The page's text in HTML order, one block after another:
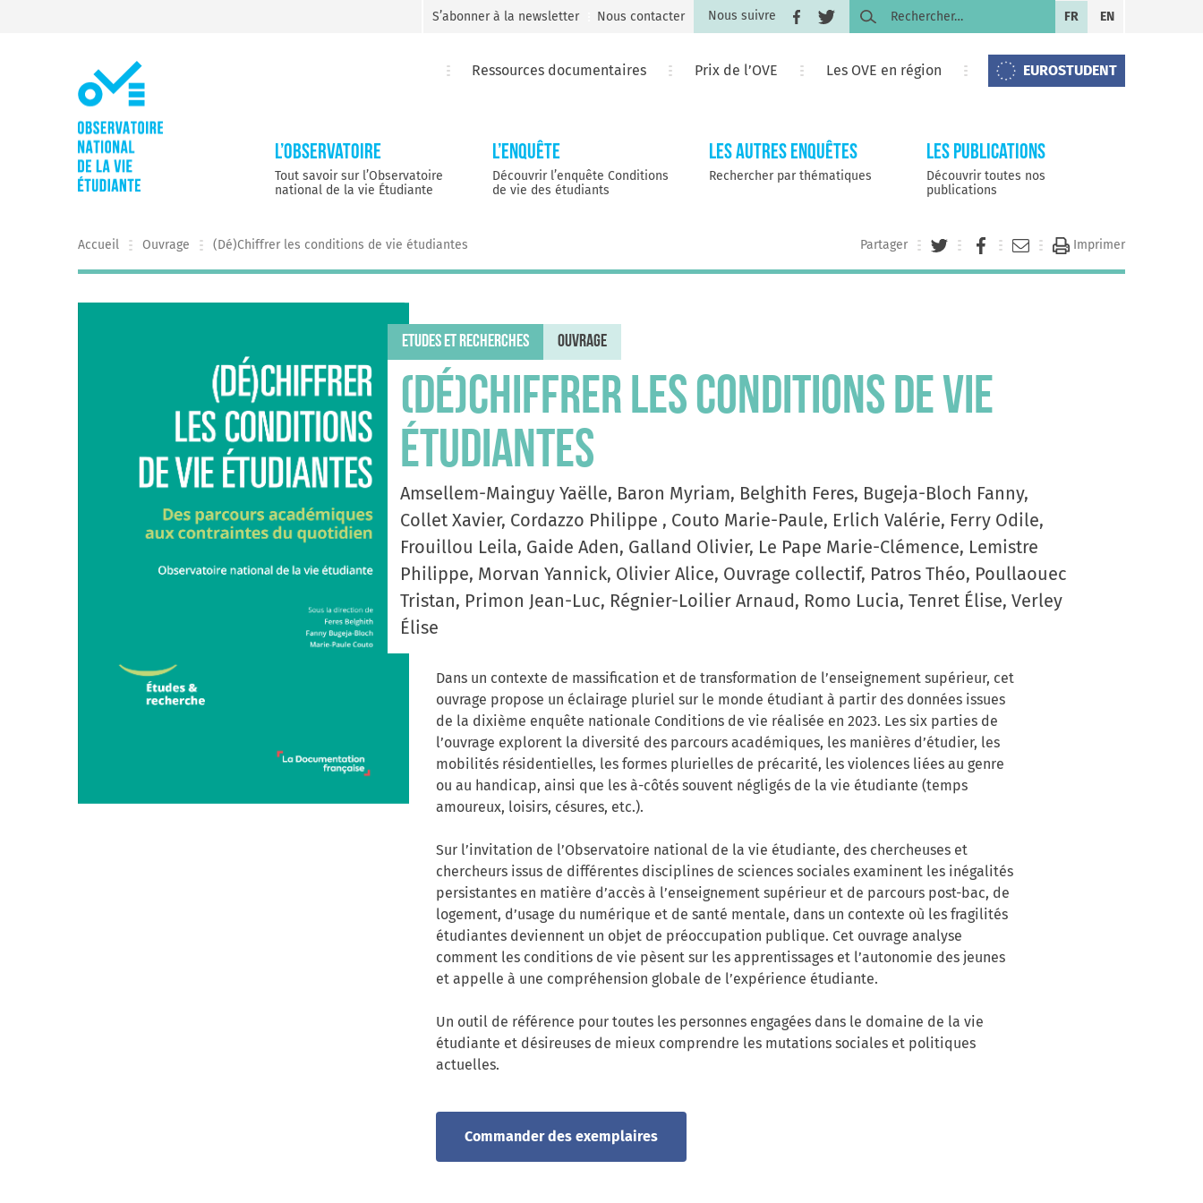
S’abonner à la newsletter Nous contacter Nous suivre FR EN
Ressources documentaires Prix de l’OVE Les OVE en région EUROSTUDENT
L’Observatoire
Tout savoir sur l’Observatoire
national de la vie Étudiante
L’Enquête
Découvrir l’enquête Conditions
de vie des étudiants
Les autres enquêtes
Rechercher par thématiques
Les publications
Découvrir toutes nos
publications
Accueil Ouvrage (Dé)Chiffrer les conditions de vie étudiantes Partager Imprimer
ETUDES ET RECHERCHES OUVRAGE
(Dé)Chiffrer les conditions de vie
étudiantes
Amsellem-Mainguy Yaëlle, Baron Myriam, Belghith Feres, Bugeja-Bloch Fanny,
Collet Xavier, Cordazzo Philippe , Couto Marie-Paule, Erlich Valérie, Ferry Odile,
Frouillou Leila, Gaide Aden, Galland Olivier, Le Pape Marie-Clémence, Lemistre
Philippe, Morvan Yannick, Olivier Alice, Ouvrage collectif, Patros Théo, Poullaouec
Tristan, Primon Jean-Luc, Régnier-Loilier Arnaud, Romo Lucia, Tenret Élise, Verley
Élise
Dans un contexte de massification et de transformation de l’enseignement supérieur, cet
ouvrage propose un éclairage pluriel sur le monde étudiant à partir des données issues
de la dixième enquête nationale Conditions de vie réalisée en 2023. Les six parties de
l’ouvrage explorent la diversité des parcours académiques, les manières d’étudier, les
mobilités résidentielles, les formes plurielles de précarité, les violences liées au genre
ou au handicap, ainsi que les à-côtés souvent négligés de la vie étudiante (temps
amoureux, loisirs, césures, etc.).
Sur l’invitation de l’Observatoire national de la vie étudiante, des chercheuses et
chercheurs issus de différentes disciplines de sciences sociales examinent les inégalités
persistantes en matière d’accès à l’enseignement supérieur et de parcours post-bac, de
logement, d’usage du numérique et de santé mentale, dans un contexte où les fragilités
étudiantes deviennent un objet de préoccupation publique. Cet ouvrage analyse
comment les conditions de vie pèsent sur les apprentissages et l’autonomie des jeunes
et appelle à une compréhension globale de l’expérience étudiante.
Un outil de référence pour toutes les personnes engagées dans le domaine de la vie
étudiante et désireuses de mieux comprendre les mutations sociales et politiques
actuelles.
Commander des exemplaires